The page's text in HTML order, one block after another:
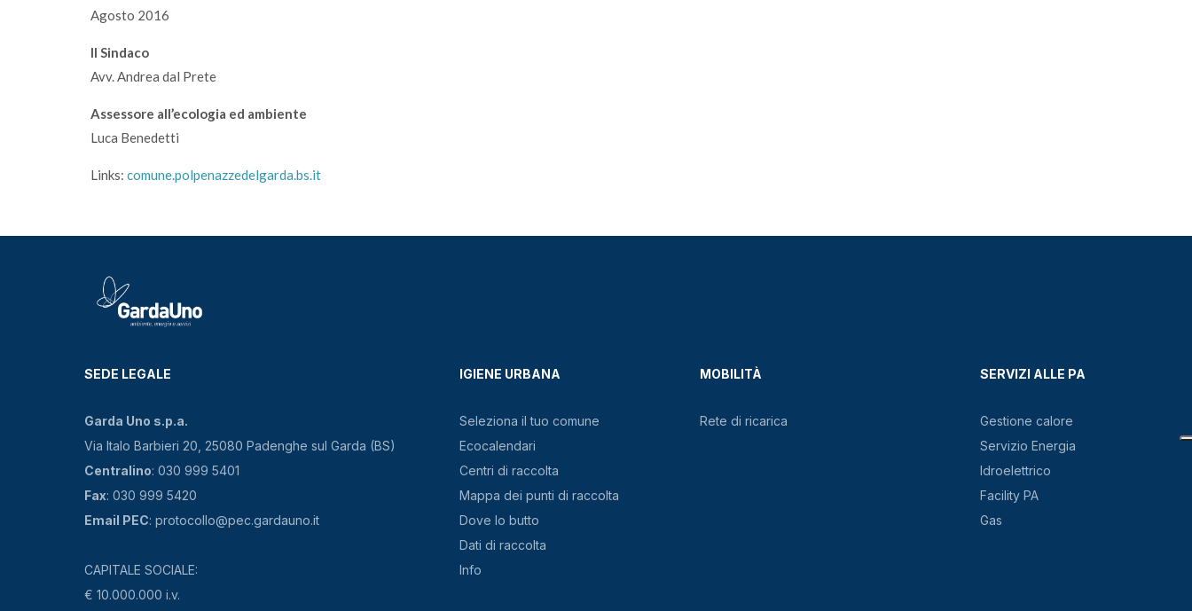
Agosto 2016
Il Sindaco
Avv. Andrea dal Prete
Assessore all’ecologia ed ambiente
Luca Benedetti
Links: comune.polpenazzedelgarda.bs.it
SEDE LEGALE
Garda Uno s.p.a.
Via Italo Barbieri 20, 25080 Padenghe sul Garda (BS)
Centralino: 030 999 5401
Fax: 030 999 5420
Email PEC: protocollo@pec.gardauno.it
CAPITALE SOCIALE:
€ 10.000.000 i.v.
IGIENE URBANA
Seleziona il tuo comune
Ecocalendari
Centri di raccolta
Mappa dei punti di raccolta
Dove lo butto
Dati di raccolta
Info
MOBILITÀ
Rete di ricarica
SERVIZI ALLE PA
Gestione calore
Servizio Energia
Idroelettrico
Facility PA
Gas